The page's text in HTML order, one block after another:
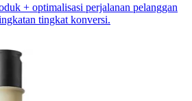
+ optimalisasi perjalanan pelanggan
tingkat konversi.